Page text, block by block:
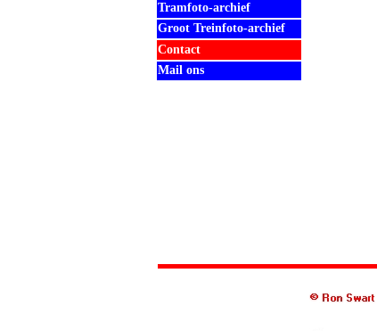
Tramfoto-archief
Groot Treinfoto-archief
Contact
Mail ons